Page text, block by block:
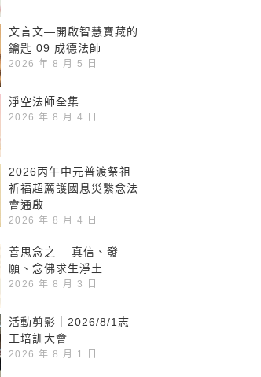
文言文—開啟智慧寶藏的
鑰匙 09 成德法師
2026 年 8 月 5 日
淨空法師全集
2026 年 8 月 4 日
2026丙午中元普渡祭祖
祈福超薦護國息災繫念法
會通啟
2026 年 8 月 4 日
善思念之 —真信、發
願、念佛求生淨土
2026 年 8 月 3 日
活動剪影｜2026/8/1志
工培訓大會
2026 年 8 月 1 日